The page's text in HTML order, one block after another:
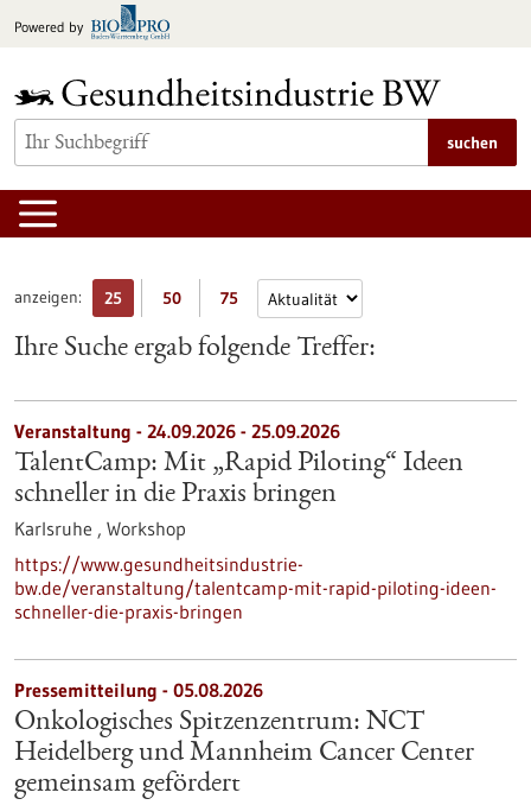
Inhalt
Powered by
suchen
anzeigen: 25 50 75
Ihre Suche ergab folgende Treffer:
Veranstaltung - 24.09.2026 - 25.09.2026
TalentCamp: Mit „Rapid Piloting“ Ideen
schneller in die Praxis bringen
Karlsruhe , Workshop
https://www.gesundheitsindustrie-
bw.de/veranstaltung/talentcamp-mit-rapid-piloting-ideen-
schneller-die-praxis-bringen
Pressemitteilung - 05.08.2026
Onkologisches Spitzenzentrum: NCT
Heidelberg und Mannheim Cancer Center
gemeinsam gefördert